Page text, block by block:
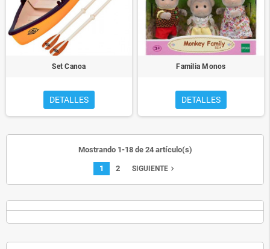
Set Canoa
DETALLES
Familia Monos
DETALLES
Mostrando 1-18 de 24 artículo(s)
1 2 SIGUIENTE navigate_next